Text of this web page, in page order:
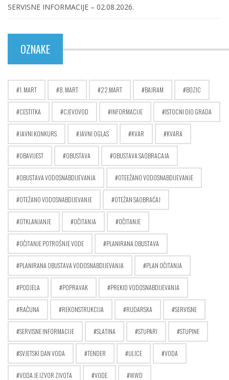
SERVISNE INFORMACIJE – 02.08.2026.
OZNAKE
1. MART 8. MART 22.MART BAJRAM BOZIC
CESTITKA CJEVOVOD INFORMACIJE ISTOCNI DIO GRADA
JAVNI KONKURS JAVNI OGLAS KVAR KVARA
OBAVIJEST OBUSTAVA OBUSTAVA SAOBRACAJA
OBUSTAVA VODOSNABDIJEVANJA OTEEŽANO VODOSNABDIJEVANJE
OTEŽANO VODOSNABDIJEVANJE OTEŽAN SAOBRAĆAJ
OTKLANJANJE OČITANJA OČITANJE
OČITANJE POTROŠNJE VODE PLANIRANA OBUSTAVA
PLANIRANA OBUSTAVA VODOSNABDIJEVANJA PLAN OČITANJA
PODJELA POPRAVAK PREKID VODOSNABDIJEVANJA
RAČUNA REKONSTRUKCIJA RUDARSKA SERVISNE
SERVISNE INFORMACIJE SLATINA STUPARI STUPINE
SVJETSKI DAN VODA TENDER ULICE VODA
VODA JE IZVOR ZIVOTA VODE WWD